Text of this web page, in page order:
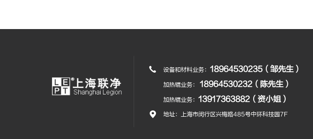
设备和材料业务： 18964530235（邹先生）
加热辊业务： 18964530232（陈先生）
加热辊业务： 13917363882（资小姐）
地址：上海市闵行区兴梅路485号中环科技园7F